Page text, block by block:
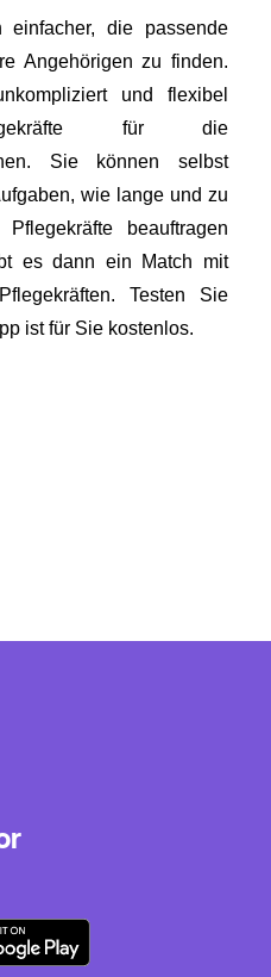
die passende
Angehörigen zu finden.
und flexibel
für die
Sie können selbst
wie lange und zu
beauftragen
es dann ein Match mit
Testen Sie
ist für Sie kostenlos.